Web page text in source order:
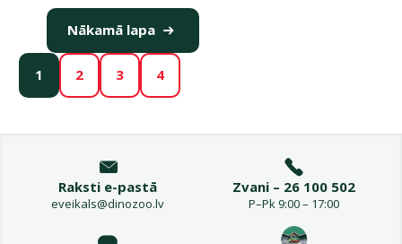
1 2 3 4
Nākamā lapa
Raksti e-pastā
eveikals@dinozoo.lv
Zvani – 26 100 502
P–Pk 9:00 – 17:00